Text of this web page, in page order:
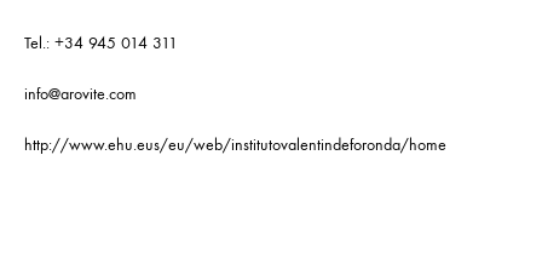
Tel.: +34 945 014 311
info@arovite.com
http://www.ehu.eus/eu/web/institutovalentindeforonda/home